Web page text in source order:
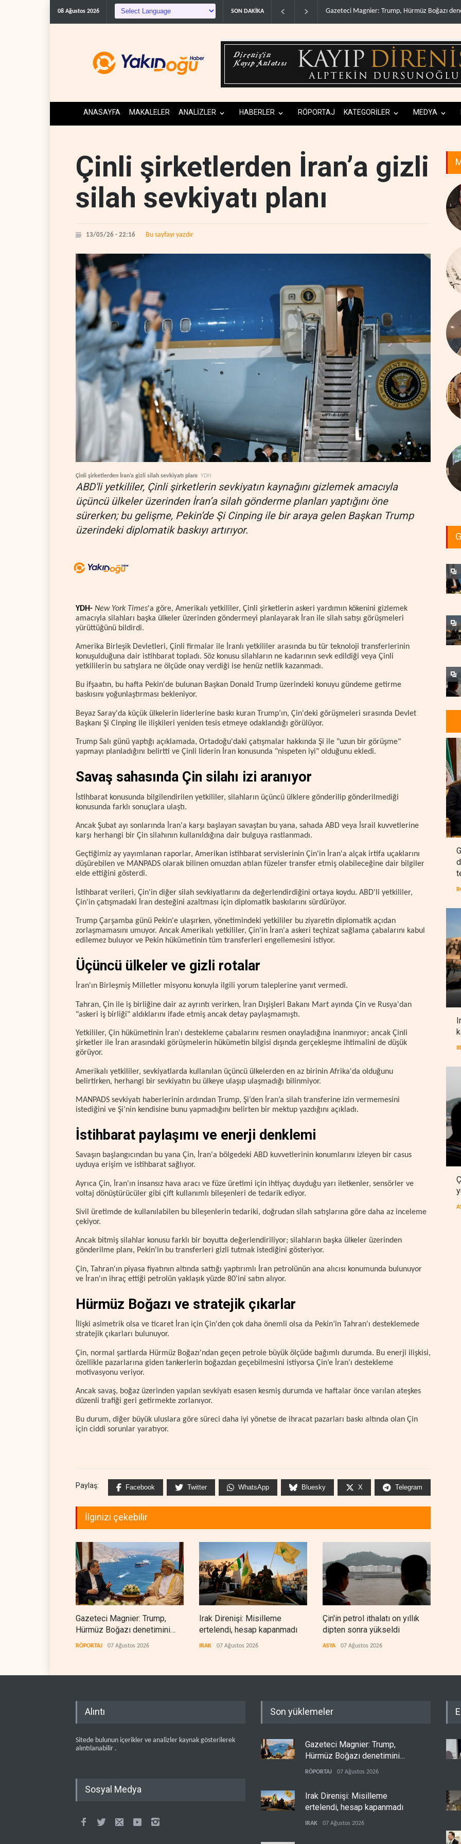
08 Ağustos 2026 SON DAKİKA Irak Direnişi: Misilleme ertelendi, hesap
ANASAYFA MAKALELER ANALİZLER HABERLER RÖPORTAJ KATEGORİLER MEDYA
Çinli şirketlerden İran’a gizli
silah sevkiyatı planı
13/05/26 - 22:16 Bu sayfayı yazdır
Çinli şirketlerden İran’a gizli silah sevkiyatı planı YDH
ABD'li yetkililer, Çinli şirketlerin sevkiyatın kaynağını gizlemek amacıyla
üçüncü ülkeler üzerinden İran’a silah gönderme planları yaptığını öne
sürerken; bu gelişme, Pekin’de Şi Cinping ile bir araya gelen Başkan Trump
üzerindeki diplomatik baskıyı artırıyor.
YDH- New York Times'a göre, Amerikalı yetkililer, Çinli şirketlerin askeri yardımın kökenini gizlemek
amacıyla silahları başka ülkeler üzerinden göndermeyi planlayarak İran ile silah satışı görüşmeleri
yürüttüğünü bildirdi.
Amerika Birleşik Devletleri, Çinli firmalar ile İranlı yetkililer arasında bu tür teknoloji transferlerinin
konuşulduğuna dair istihbarat topladı. Söz konusu silahların ne kadarının sevk edildiği veya Çinli
yetkililerin bu satışlara ne ölçüde onay verdiği ise henüz netlik kazanmadı.
Bu ifşaatın, bu hafta Pekin'de bulunan Başkan Donald Trump üzerindeki konuyu gündeme getirme
baskısını yoğunlaştırması bekleniyor.
Beyaz Saray'da küçük ülkelerin liderlerine baskı kuran Trump’ın, Çin'deki görüşmeleri sırasında Devlet
Başkanı Şi Cinping ile ilişkileri yeniden tesis etmeye odaklandığı görülüyor.
Trump Salı günü yaptığı açıklamada, Ortadoğu'daki çatışmalar hakkında Şi ile "uzun bir görüşme"
yapmayı planladığını belirtti ve Çinli liderin İran konusunda "nispeten iyi" olduğunu ekledi.
Savaş sahasında Çin silahı izi aranıyor
İstihbarat konusunda bilgilendirilen yetkililer, silahların üçüncü ülklere gönderilip gönderilmediği
konusunda farklı sonuçlara ulaştı.
Ancak Şubat ayı sonlarında İran'a karşı başlayan savaştan bu yana, sahada ABD veya İsrail kuvvetlerine
karşı herhangi bir Çin silahının kullanıldığına dair bulguya rastlanmadı.
Geçtiğimiz ay yayımlanan raporlar, Amerikan istihbarat servislerinin Çin'in İran'a alçak irtifa uçaklarını
düşürebilen ve MANPADS olarak bilinen omuzdan atılan füzeler transfer etmiş olabileceğine dair bilgiler
elde ettiğini gösterdi.
İstihbarat verileri, Çin'in diğer silah sevkiyatlarını da değerlendirdiğini ortaya koydu. ABD'li yetkililer,
Çin'in çatışmadaki İran desteğini azaltması için diplomatik baskılarını sürdürüyor.
Trump Çarşamba günü Pekin'e ulaşırken, yönetimindeki yetkililer bu ziyaretin diplomatik açıdan
zorlaşmamasını umuyor. Ancak Amerikalı yetkililer, Çin'in İran'a askeri teçhizat sağlama çabalarını kabul
edilemez buluyor ve Pekin hükümetinin tüm transferleri engellemesini istiyor.
Üçüncü ülkeler ve gizli rotalar
İran'ın Birleşmiş Milletler misyonu konuyla ilgili yorum taleplerine yanıt vermedi.
Tahran, Çin ile iş birliğine dair az ayrıntı verirken, İran Dışişleri Bakanı Mart ayında Çin ve Rusya'dan
"askeri iş birliği" aldıklarını ifade etmiş ancak detay paylaşmamıştı.
Yetkililer, Çin hükümetinin İran'ı destekleme çabalarını resmen onayladığına inanmıyor; ancak Çinli
şirketler ile İran arasındaki görüşmelerin hükümetin bilgisi dışında gerçekleşme ihtimalini de düşük
görüyor.
Amerikalı yetkililer, sevkiyatlarda kullanılan üçüncü ülkelerden en az birinin Afrika'da olduğunu
belirtirken, herhangi bir sevkiyatın bu ülkeye ulaşıp ulaşmadığı bilinmiyor.
MANPADS sevkiyatı haberlerinin ardından Trump, Şi’den İran’a silah transferine izin vermemesini
istediğini ve Şi’nin kendisine bunu yapmadığını belirten bir mektup yazdığını açıkladı.
İstihbarat paylaşımı ve enerji denklemi
Savaşın başlangıcından bu yana Çin, İran'a bölgedeki ABD kuvvetlerinin konumlarını izleyen bir casus
uyduya erişim ve istihbarat sağlıyor.
Ayrıca Çin, İran'ın insansız hava aracı ve füze üretimi için ihtiyaç duyduğu yarı iletkenler, sensörler ve
voltaj dönüştürücüler gibi çift kullanımlı bileşenleri de tedarik ediyor.
Sivil üretimde de kullanılabilen bu bileşenlerin tedariki, doğrudan silah satışlarına göre daha az inceleme
çekiyor.
Ancak bitmiş silahlar konusu farklı bir boyutta değerlendiriliyor; silahların başka ülkeler üzerinden
gönderilme planı, Pekin'in bu transferleri gizli tutmak istediğini gösteriyor.
Çin, Tahran'ın piyasa fiyatının altında sattığı yaptırımlı İran petrolünün ana alıcısı konumunda bulunuyor
ve İran'ın ihraç ettiği petrolün yaklaşık yüzde 80'ini satın alıyor.
Hürmüz Boğazı ve stratejik çıkarlar
İlişki asimetrik olsa ve ticaret İran için Çin'den çok daha önemli olsa da Pekin’in Tahran'ı desteklemede
stratejik çıkarları bulunuyor.
Çin, normal şartlarda Hürmüz Boğazı'ndan geçen petrole büyük ölçüde bağımlı durumda. Bu enerji ilişkisi,
özellikle pazarlarına giden tankerlerin boğazdan geçebilmesini istiyorsa Çin’e İran’ı destekleme
motivasyonu veriyor.
Ancak savaş, boğaz üzerinden yapılan sevkiyatı esasen kesmiş durumda ve haftalar önce varılan ateşkes
düzenli trafiği geri getirmekte zorlanıyor.
Bu durum, diğer büyük uluslara göre süreci daha iyi yönetse de ihracat pazarları baskı altında olan Çin
için ciddi sorunlar yaratıyor.
Paylaş: Facebook Twitter WhatsApp Bluesky X Telegram
İlginizi çekebilir
Gazeteci Magnier: Trump,
Hürmüz Boğazı denetimini
doğrudan İran ve Umman'a
RÖPORTAJ 07 Ağustos 2026
Irak Direnişi: Misilleme
ertelendi, hesap kapanmadı
IRAK 07 Ağustos 2026
Çin'in petrol ithalatı on yıllık
dipten sonra yükseldi
ASYA 07 Ağustos 2026
Alıntı
Sitede bulunun içerikler ve analizler kaynak gösterilerek
alıntılanabilir .
Sosyal Medya
Son yüklemeler
Gazeteci Magnier: Trump,
Hürmüz Boğazı denetimini
doğrudan İran ve Umman'a
RÖPORTAJ 07 Ağustos 2026
Irak Direnişi: Misilleme
ertelendi, hesap kapanmadı
IRAK 07 Ağustos 2026